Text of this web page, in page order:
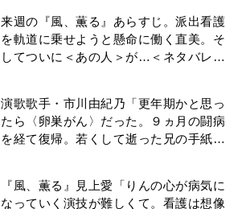
してついに＜あの人＞が…＜ネタバレあ
り＞
演歌歌手・市川由紀乃「更年期かと思っ
を経て復帰。若くして逝った兄の手紙を
今も支えに」【2026上半期BEST】
『風、薫る』見上愛「りんの心が病気に
以上に心を使う仕事」